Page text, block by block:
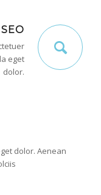
SEO
eget
dolor.
dolor. Aenean